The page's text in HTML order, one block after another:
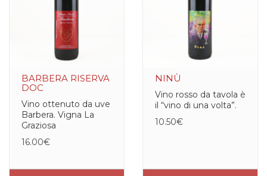
BARBERA RISERVA
DOC
Vino ottenuto da uve
Barbera. Vigna La
Graziosa
16.00€
NINÙ
Vino rosso da tavola è
il “vino di una volta”.
10.50€